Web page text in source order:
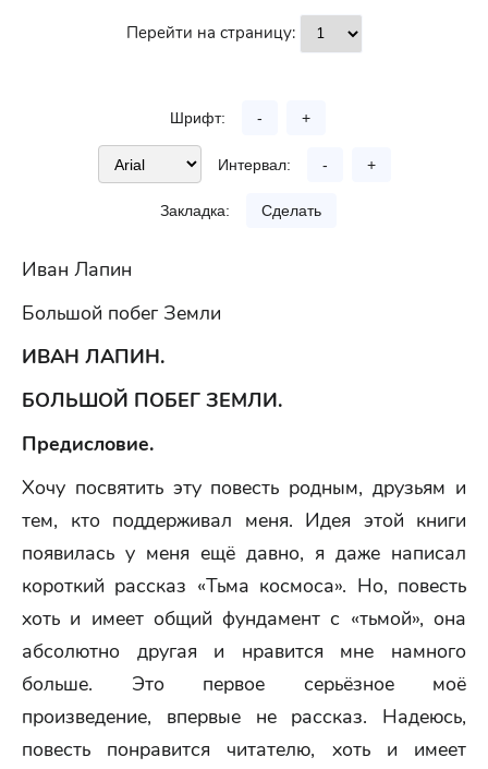
Перейти на страницу:
Шрифт: - +
Интервал: - +
Закладка: Сделать
Иван Лапин
Большой побег Земли
ИВАН ЛАПИН.
БОЛЬШОЙ ПОБЕГ ЗЕМЛИ.
Предисловие.
Хочу посвятить эту повесть родным, друзьям и
тем, кто поддерживал меня. Идея этой книги
появилась у меня ещё давно, я даже написал
короткий рассказ «Тьма космоса». Но, повесть
хоть и имеет общий фундамент с «тьмой», она
абсолютно другая и нравится мне намного
больше. Это первое серьёзное моё
произведение, впервые не рассказ. Надеюсь,
повесть понравится читателю, хоть и имеет